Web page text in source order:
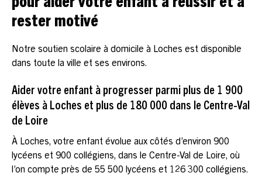
pour aider votre enfant à réussir et à
rester motivé
Notre soutien scolaire à domicile à Loches est disponible
dans toute la ville et ses environs.
Aider votre enfant à progresser parmi plus de 1 900
élèves à Loches et plus de 180 000 dans le Centre-Val
de Loire
À Loches, votre enfant évolue aux côtés d’environ 900
lycéens et 900 collégiens, dans le Centre-Val de Loire, où
l’on compte près de 55 500 lycéens et 126 300 collégiens.